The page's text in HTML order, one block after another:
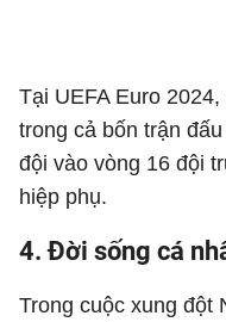
Tại UEFA Euro
trong cả bốn trận
đội vào vòng 16 đội
hiệp phụ.
4. Đời sống cá
Trong cuộc xung đột